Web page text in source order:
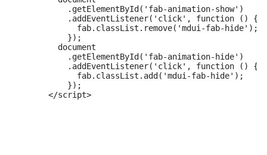
            .getElementById('fab-animation-show')
            .addEventListener('click', function () {
              fab.classList.remove('mdui-fab-hide');
            });
          document
            .getElementById('fab-animation-hide')
            .addEventListener('click', function () {
              fab.classList.add('mdui-fab-hide');
            });
        </script>